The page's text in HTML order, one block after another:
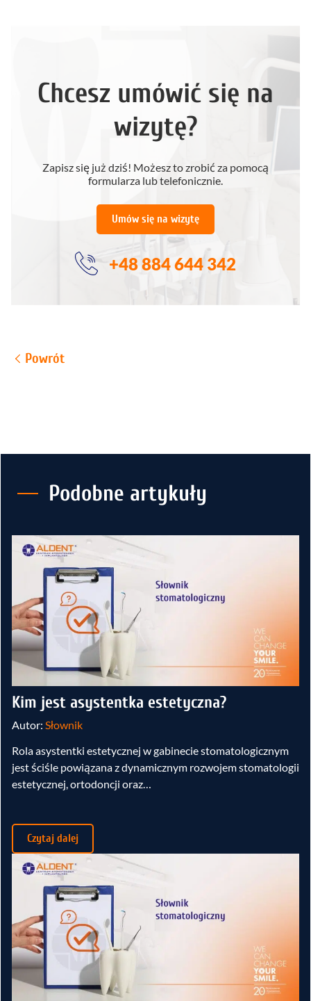
Chcesz umówić się na
wizytę?
Zapisz się już dziś! Możesz to zrobić za pomocą
formularza lub telefonicznie.
Umów się na wizytę
+48 884 644 342
Powrót
Podobne artykuły
Kim jest asystentka estetyczna?
Autor: Słownik
Rola asystentki estetycznej w gabinecie stomatologicznym
jest ściśle powiązana z dynamicznym rozwojem stomatologii
estetycznej, ortodoncji oraz…
Czytaj dalej